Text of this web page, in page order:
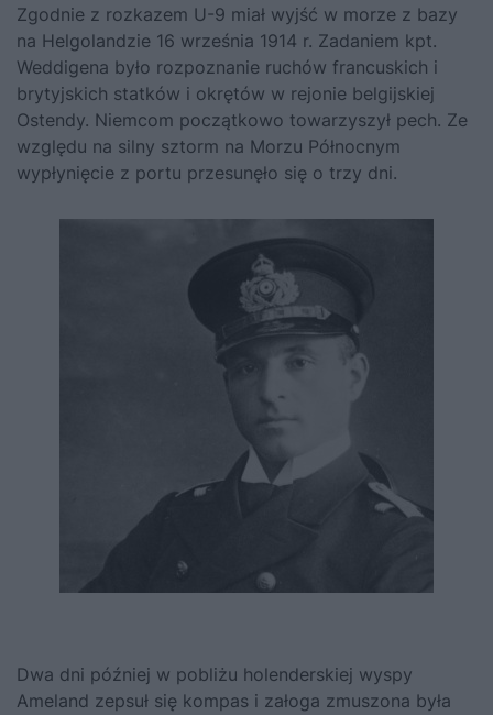
Zgodnie z rozkazem U-9 miał wyjść w morze z bazy
na Helgolandzie 16 września 1914 r. Zadaniem kpt.
Weddigena było rozpoznanie ruchów francuskich i
brytyjskich statków i okrętów w rejonie belgijskiej
Ostendy. Niemcom początkowo towarzyszył pech. Ze
względu na silny sztorm na Morzu Północnym
wypłynięcie z portu przesunęło się o trzy dni.
Dwa dni później w pobliżu holenderskiej wyspy
Ameland zepsuł się kompas i załoga zmuszona była